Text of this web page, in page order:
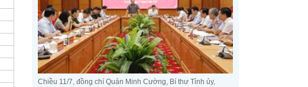
Chiều 11/7, đồng chí Quản Minh Cường, Bí thư Tỉnh ủy,